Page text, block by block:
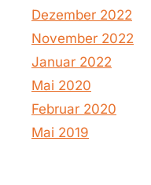
Dezember 2022
November 2022
Januar 2022
Mai 2020
Februar 2020
Mai 2019